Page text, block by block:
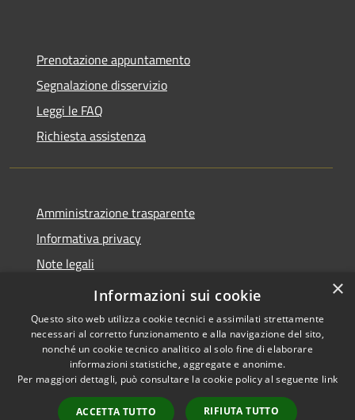
Prenotazione appuntamento
Segnalazione disservizio
Leggi le FAQ
Richiesta assistenza
Amministrazione trasparente
Informativa privacy
Note legali
Dichiarazione di accessibilità 2025
Accessibilità
Copyright © 2026 • Comune di
Osio Sotto • Powered by
Municipium•
Accesso
×
Informazioni sui cookie
Questo sito web utilizza cookie tecnici e assimilati strettamente
necessari al corretto funzionamento e alla navigazione del sito,
nonché un cookie tecnico analitico al solo fine di elaborare
informazioni statistiche, aggregate e anonime.
Per maggiori dettagli, può consultare la cookie policy al seguente link
ACCETTA TUTTO RIFIUTA TUTTO